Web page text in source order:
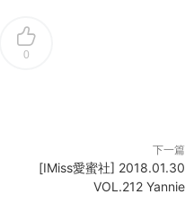
0
下一篇
[IMiss愛蜜社] 2018.01.30
VOL.212 Yannie